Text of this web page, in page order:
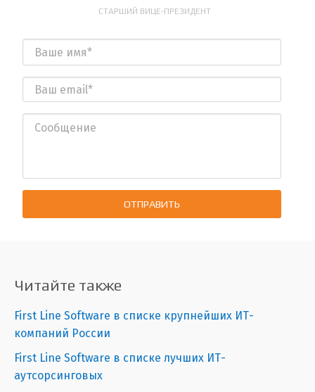
СТАРШИЙ ВИЦЕ-ПРЕЗИДЕНТ
ОТПРАВИТЬ
Читайте также
First Line Software в списке крупнейших ИТ-
компаний России
First Line Software в списке лучших ИТ-
аутсорсинговых